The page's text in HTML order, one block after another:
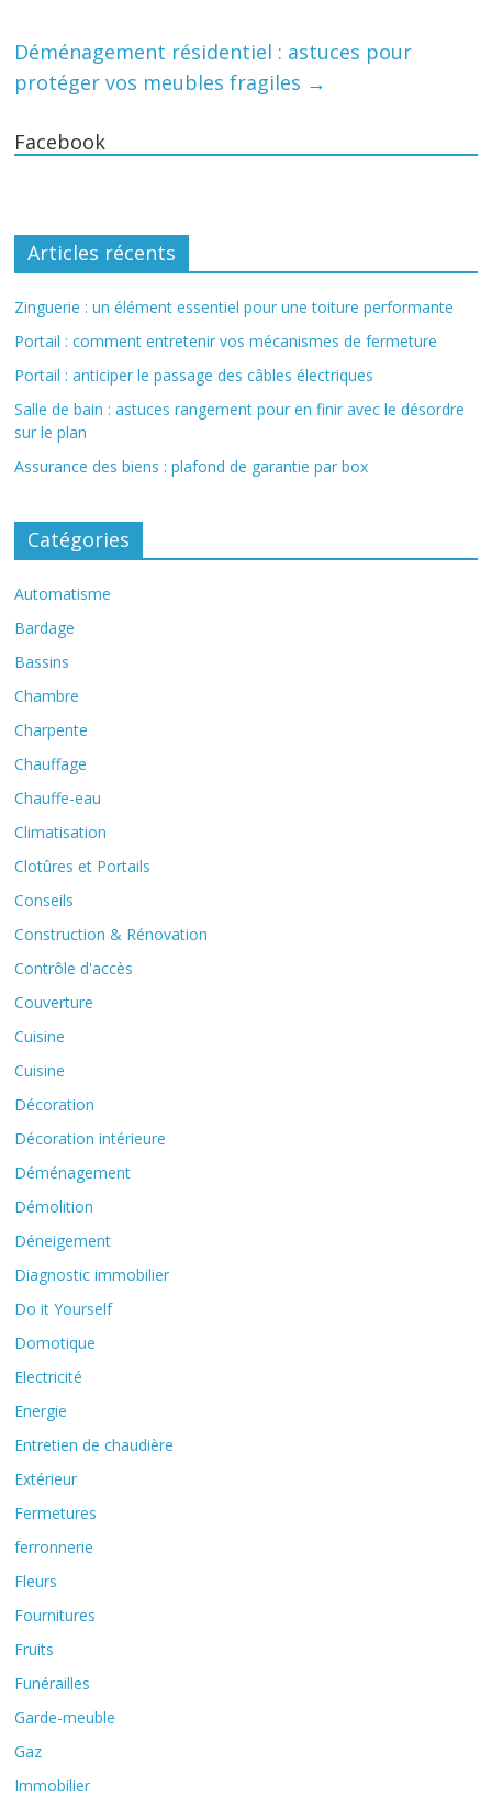
Déménagement résidentiel : astuces pour
protéger vos meubles fragiles →
Facebook
Articles récents
Zinguerie : un élément essentiel pour une toiture performante
Portail : comment entretenir vos mécanismes de fermeture
Portail : anticiper le passage des câbles électriques
Salle de bain : astuces rangement pour en finir avec le désordre
sur le plan
Assurance des biens : plafond de garantie par box
Catégories
Automatisme
Bardage
Bassins
Chambre
Charpente
Chauffage
Chauffe-eau
Climatisation
Clotûres et Portails
Conseils
Construction & Rénovation
Contrôle d'accès
Couverture
Cuisine
Cuisine
Décoration
Décoration intérieure
Déménagement
Démolition
Déneigement
Diagnostic immobilier
Do it Yourself
Domotique
Electricité
Energie
Entretien de chaudière
Extérieur
Fermetures
ferronnerie
Fleurs
Fournitures
Fruits
Funérailles
Garde-meuble
Gaz
Immobilier